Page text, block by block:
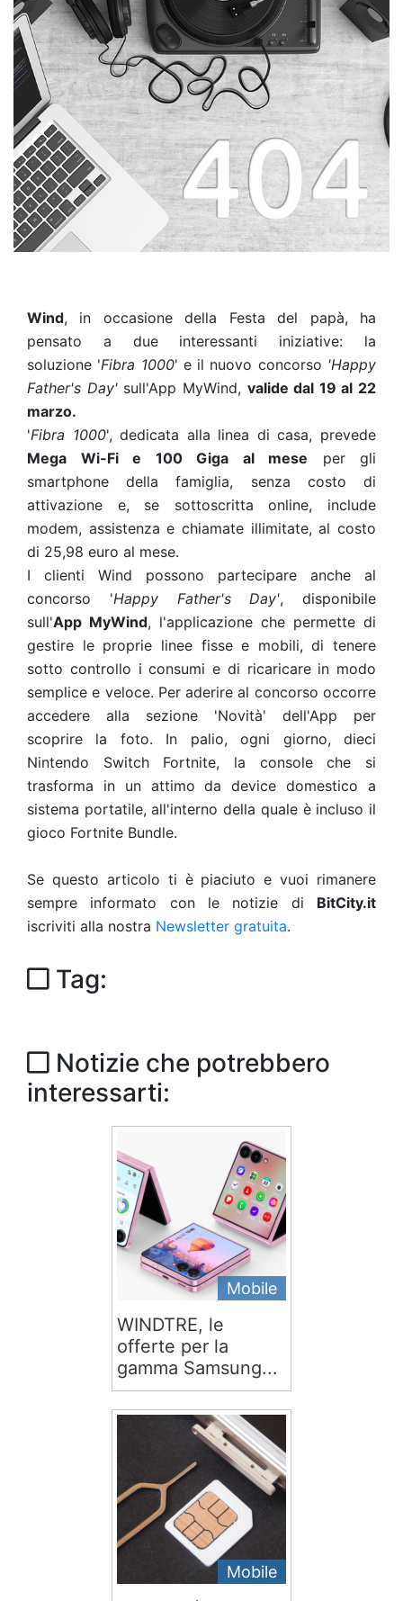
Wind, in occasione della Festa del papà,
ha
pensato
a due interessanti iniziative: la
soluzione 'Fibra 1000' e il nuovo concorso 'Happy
Father's Day' sull'App MyWind, valide dal 19 al 22
marzo.
'Fibra 1000', dedicata alla linea di casa, prevede
Mega Wi-Fi e 100 Giga al mese per gli
smartphone della famiglia, senza costo di
attivazione e, se sottoscritta online, include
modem, assistenza e chiamate illimitate, al costo
di 25,98 euro al mese.
I clienti Wind possono partecipare anche al
concorso 'Happy Father's Day', disponibile
sull'App MyWind, l'applicazione che permette di
gestire le proprie linee fisse e mobili, di tenere
sotto controllo i consumi e di ricaricare in modo
semplice e veloce. Per aderire al concorso occorre
accedere alla sezione 'Novità' dell'App per
scoprire la foto. In palio, ogni giorno, dieci
Nintendo Switch Fortnite, la console che si
trasforma in un attimo da device domestico a
sistema portatile, all'interno della quale è incluso il
gioco Fortnite Bundle.
Se questo articolo ti è piaciuto e vuoi rimanere
sempre informato con le notizie di BitCity.it
iscriviti alla nostra Newsletter gratuita.
Tag:
Notizie che potrebbero
interessarti:
Mobile
WINDTRE, le
offerte per la
gamma Samsung...
Mobile